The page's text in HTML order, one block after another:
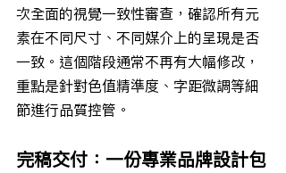
次全面的視覺一致性審查，確認所有元
素在不同尺寸、不同媒介上的呈現是否
一致。這個階段通常不再有大幅修改，
重點是針對色值精準度、字距微調等細
節進行品質控管。
完稿交付：一份專業品牌設計包